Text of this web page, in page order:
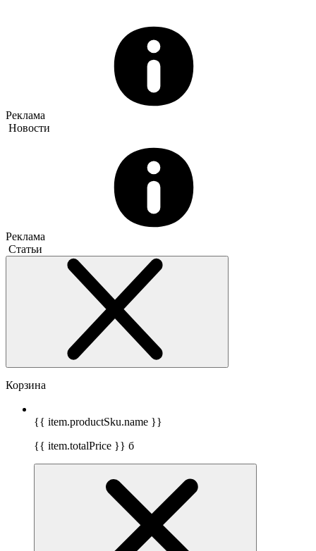
Реклама
Новости
Реклама
Статьи
Корзина
{{ item.productSku.name }}
{{ item.totalPrice }} б